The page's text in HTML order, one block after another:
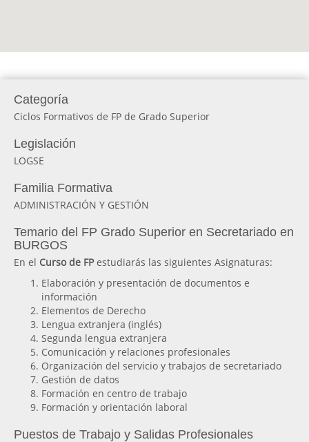
Categoría
Ciclos Formativos de FP de Grado Superior
Legislación
LOGSE
Familia Formativa
ADMINISTRACIÓN Y GESTIÓN
Temario del FP Grado Superior en Secretariado en
BURGOS
En el Curso de FPestudiarás las siguientes Asignaturas:
Elaboración y presentación de documentos e
información
Elementos de Derecho
Lengua extranjera (inglés)
Segunda lengua extranjera
Comunicación y relaciones profesionales
Organización del servicio y trabajos de secretariado
Gestión de datos
Formación en centro de trabajo
Formación y orientación laboral
Puestos de Trabajo y Salidas Profesionales